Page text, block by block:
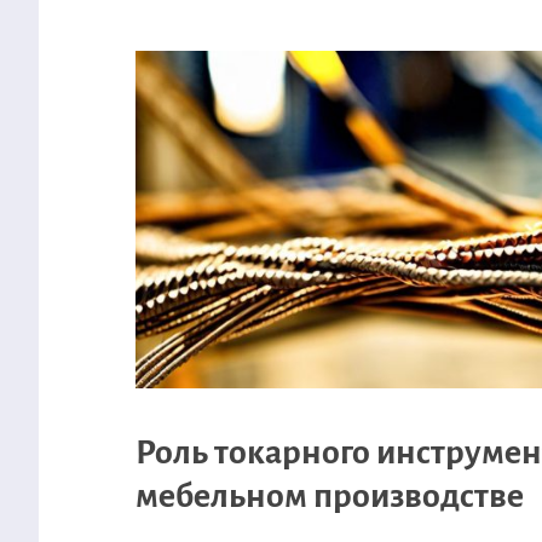
Роль токарного
мебельном производстве